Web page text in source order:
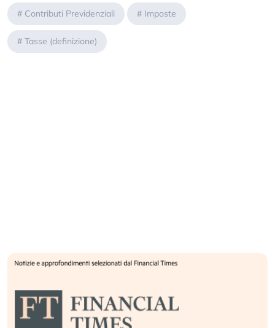
# Contributi Previdenziali # Imposte
# Tasse (definizione)